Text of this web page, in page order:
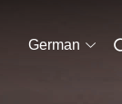
German